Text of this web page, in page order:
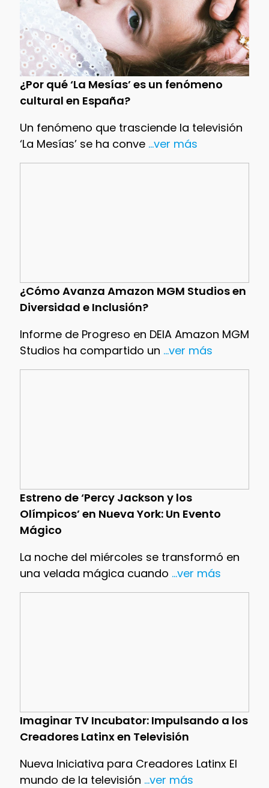
¿Por qué ‘La Mesías’ es un fenómeno
cultural en España?
Un fenómeno que trasciende la televisión
‘La Mesías’ se ha conve...ver más
¿Cómo Avanza Amazon MGM Studios en
Diversidad e Inclusión?
Informe de Progreso en DEIA Amazon MGM
Studios ha compartido un ...ver más
Estreno de ‘Percy Jackson y los
Olímpicos’ en Nueva York: Un Evento
Mágico
La noche del miércoles se transformó en
una velada mágica cuando ...ver más
Imaginar TV Incubator: Impulsando a los
Creadores Latinx en Televisión
Nueva Iniciativa para Creadores Latinx El
mundo de la televisión ...ver más